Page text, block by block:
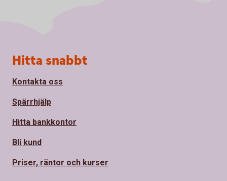
Sidfot
Hitta snabbt
Kontakta oss
Spärrhjälp
Hitta bankkontor
Bli kund
Priser, räntor och kurser